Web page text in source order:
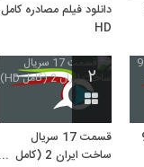
دانلود فیلم مصادره کامل
HD
۲
قسمت 17 سریال
ساخت ایران 2 (کامل